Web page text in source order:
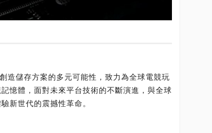
造儲存方案的多元可能性，致力為全球電競玩
憶體，面對未來平台技術的不斷演進，與全球
新世代的震撼性革命。